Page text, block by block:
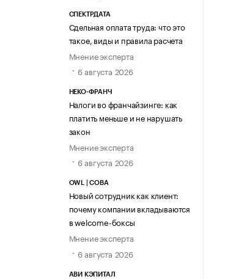
СПЕКТРДАТА
Сдельная оплата труда: что это
такое, виды и правила расчета
Мнение эксперта
6 августа 2026
НЕКО-ФРАНЧ
Налоги во франчайзинге: как
платить меньше и не нарушать
закон
Мнение эксперта
6 августа 2026
OWL | СОВА
Новый сотрудник как клиент:
почему компании вкладываются
в welcome-боксы
Мнение эксперта
6 августа 2026
АВИ КЭПИТАЛ